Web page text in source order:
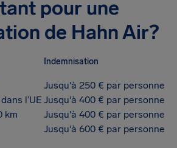
pour une
de Hahn Air?
Indemnisation
Jusqu'à 250 € par personne
l’UE Jusqu'à 400 € par personne
km
Jusqu'à 400 € par personne
Jusqu'à 600 € par personne